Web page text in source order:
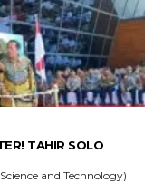
TAHIR SOLO
and Technology)